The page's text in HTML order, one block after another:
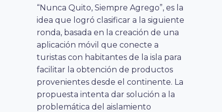
“Nunca Quito, Siempre Agrego”, es la
idea que logró clasificar a la siguiente
ronda, basada en la creación de una
aplicación móvil que conecte a
turistas con habitantes de la isla para
facilitar la obtención de productos
provenientes desde el continente. La
propuesta intenta dar solución a la
problemática del aislamiento